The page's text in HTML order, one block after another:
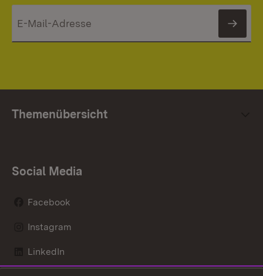
Themenübersicht
Social Media
Facebook
Instagram
LinkedIn